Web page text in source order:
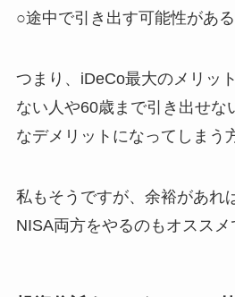
○途中で引き出す可能性がある
つまり、iDeCo最大のメリッ
ない人や60歳まで引き出せな
なデメリットになってしまう
私もそうですが、余裕があれ
NISA両方をやるのもオススメ